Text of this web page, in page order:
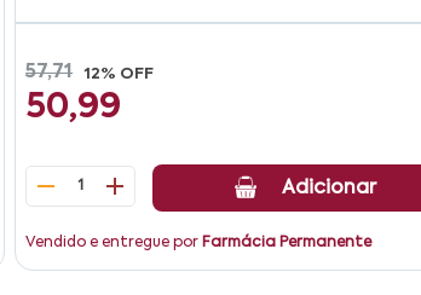
57,71 12% OFF
50,99
1 Adicionar
Vendido e entregue por Farmácia Permanente